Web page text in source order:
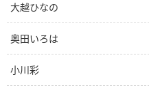
大越ひなの
奥田いろは
小川彩